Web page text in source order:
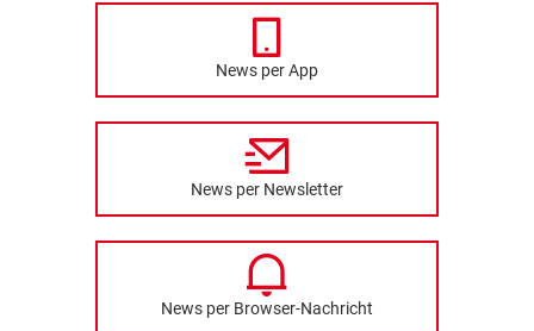
News per App
News per Newsletter
News per Browser-Nachricht